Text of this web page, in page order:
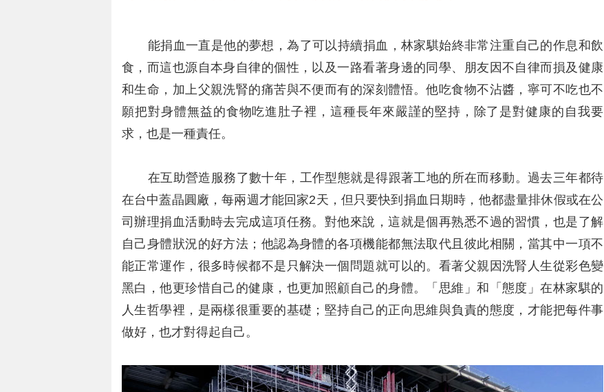
能捐血一直是他的夢想，為了可以持續捐血，林家騏始終非常注重自己的作息和飲
食，而這也源自本身自律的個性，以及一路看著身邊的同學、朋友因不自律而損及健康
和生命，加上父親洗腎的痛苦與不便而有的深刻體悟。他吃食物不沾醬，寧可不吃也不
願把對身體無益的食物吃進肚子裡，這種長年來嚴謹的堅持，除了是對健康的自我要
求，也是一種責任。
在互助營造服務了數十年，工作型態就是得跟著工地的所在而移動。過去三年都待
在台中蓋晶圓廠，每兩週才能回家2天，但只要快到捐血日期時，他都盡量排休假或在公
司辦理捐血活動時去完成這項任務。對他來說，這就是個再熟悉不過的習慣，也是了解
自己身體狀況的好方法；他認為身體的各項機能都無法取代且彼此相關，當其中一項不
能正常運作，很多時候都不是只解決一個問題就可以的。看著父親因洗腎人生從彩色變
黑白，他更珍惜自己的健康，也更加照顧自己的身體。「思維」和「態度」在林家騏的
人生哲學裡，是兩樣很重要的基礎；堅持自己的正向思維與負責的態度，才能把每件事
做好，也才對得起自己。